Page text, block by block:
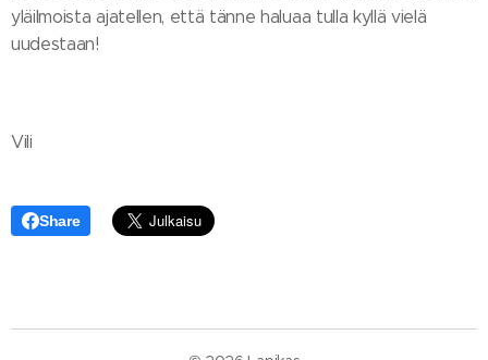
yläilmoista ajatellen, että tänne haluaa tulla kyllä vielä
uudestaan!
Vili
Share